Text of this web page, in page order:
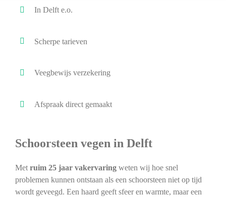
In Delft e.o.
Scherpe tarieven
Veegbewijs verzekering
Afspraak direct gemaakt
Schoorsteen vegen in Delft
Metruim 25 jaar vakervaringweten wij hoe snel
problemen kunnen ontstaan als een schoorsteen niet op tijd
wordt geveegd. Een haard geeft sfeer en warmte, maar een